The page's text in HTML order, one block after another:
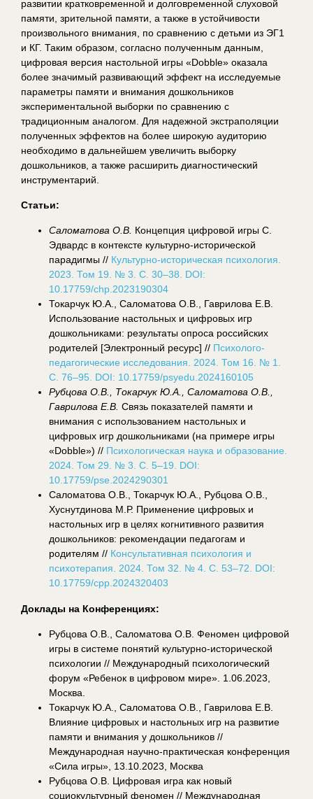
развитии кратковременной и долговременной слуховой
памяти, зрительной памяти, а также в устойчивости
произвольного внимания, по сравнению с детьми из ЭГ1
и КГ. Таким образом, согласно полученным данным,
цифровая версия настольной игры «Dobble» оказала
более значимый развивающий эффект на исследуемые
параметры памяти и внимания дошкольников
экспериментальной выборки по сравнению с
традиционным аналогом. Для надежной экстраполяции
полученных эффектов на более широкую аудиторию
необходимо в дальнейшем увеличить выборку
дошкольников, а также расширить диагностический
инструментарий.
Статьи:
Саломатова О.В. Концепция цифровой игры С.
Эдвардс в контексте культурно-исторической
парадигмы // Культурно-историческая психология.
2023. Том 19. № 3. С. 30–38. DOI:
10.17759/chp.2023190304
Токарчук Ю.А., Саломатова О.В., Гаврилова Е.В.
Использование настольных и цифровых игр
дошкольниками: результаты опроса российских
родителей [Электронный ресурс] // Психолого-
педагогические исследования. 2024. Том 16. № 1.
С. 76–95. DOI: 10.17759/psyedu.2024160105
Рубцова О.В., Токарчук Ю.А., Саломатова О.В.,
Гаврилова Е.В. Связь показателей памяти и
внимания с использованием настольных и
цифровых игр дошкольниками (на примере игры
«Dobble») // Психологическая наука и образование.
2024. Том 29. № 3. С. 5–19. DOI:
10.17759/pse.2024290301
Саломатова О.В., Токарчук Ю.А., Рубцова О.В.,
Хуснутдинова М.Р. Применение цифровых и
настольных игр в целях когнитивного развития
дошкольников: рекомендации педагогам и
родителям // Консультативная психология и
психотерапия. 2024. Том 32. № 4. С. 53–72. DOI:
10.17759/cpp.2024320403
Доклады на Конференциях:
Рубцова О.В., Саломатова О.В. Феномен цифровой
игры в системе понятий культурно-исторической
психологии // Международный психологический
форум «Ребенок в цифровом мире». 1.06.2023,
Москва.
Токарчук Ю.А., Саломатова О.В., Гаврилова Е.В.
Влияние цифровых и настольных игр на развитие
памяти и внимания у дошкольников //
Международная научно-практическая конференция
«Сила игры», 13.10.2023, Москва
Рубцова О.В. Цифровая игра как новый
социокультурный феномен // Международная